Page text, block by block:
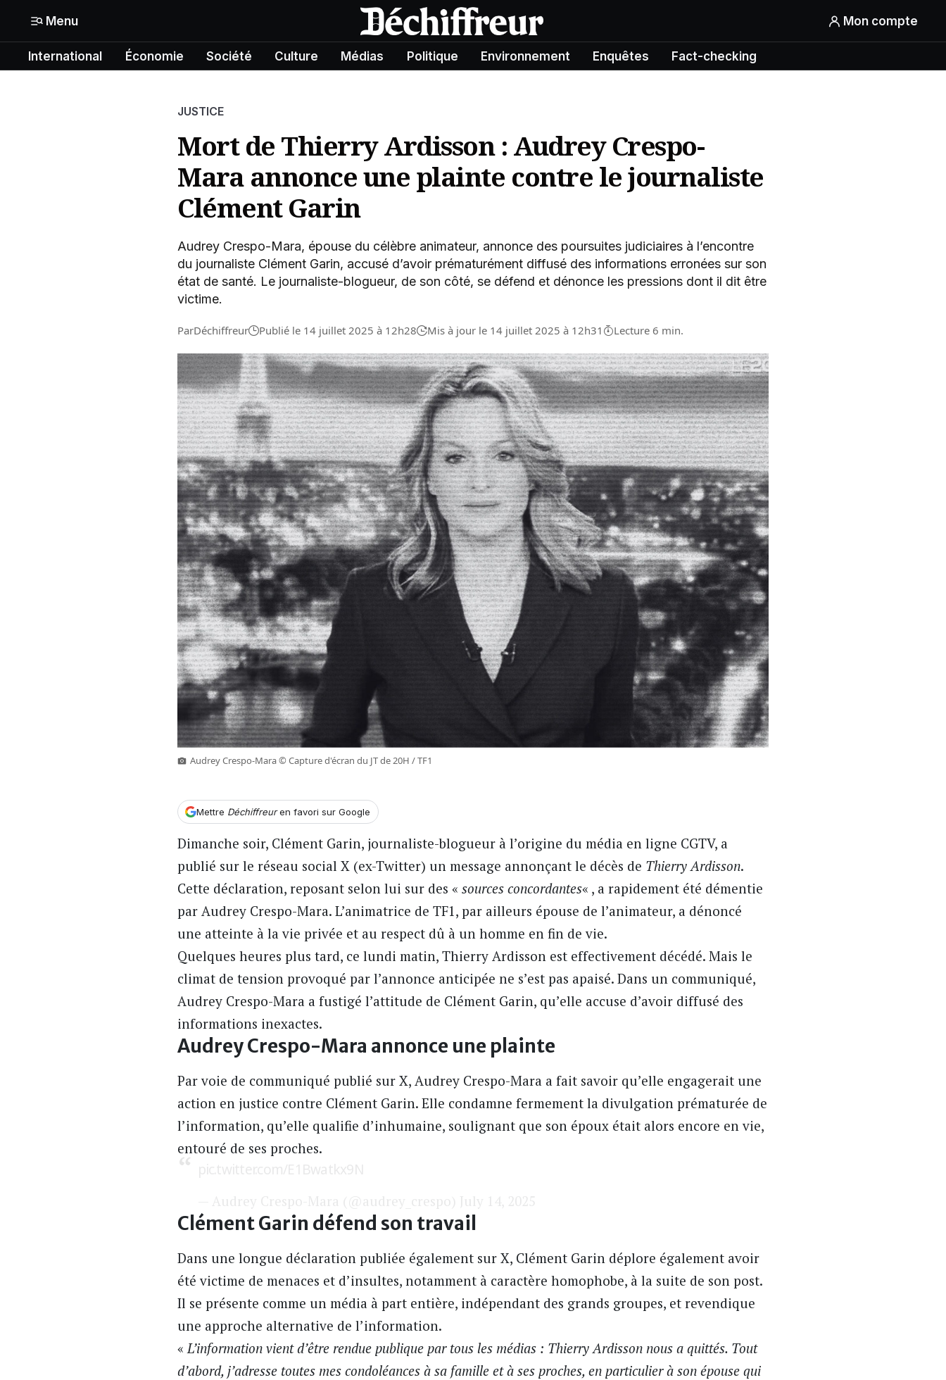
Menu Mon compte
International Économie Société Culture Médias Politique Environnement Enquêtes Fact-checking
Mon compte
N° Compte :
JUSTICE
Mort de Thierry Ardisson : Audrey Crespo-
Mara annonce une plainte contre le journaliste
Clément Garin
Audrey Crespo-Mara, épouse du célèbre animateur, annonce des poursuites judiciaires à l’encontre
du journaliste Clément Garin, accusé d’avoir prématurément diffusé des informations erronées sur son
état de santé. Le journaliste-blogueur, de son côté, se défend et dénonce les pressions dont il dit être
victime.
ParDéchiffreur Publié le 14 juillet 2025 à 12h28 Mis à jour le 14 juillet 2025 à 12h31 Lecture 6 min.
Audrey Crespo-Mara © Capture d'écran du JT de 20H / TF1
Mettre Déchiffreuren favori sur Google
Dimanche soir, Clément Garin, journaliste-blogueur à l’origine du média en ligne CGTV, a
publié sur le réseau social X (ex-Twitter) un message annonçant le décès de Thierry Ardisson.
Cette déclaration, reposant selon lui sur des « sources concordantes« , a rapidement été démentie
par Audrey Crespo-Mara. L’animatrice de TF1, par ailleurs épouse de l’animateur, a dénoncé
une atteinte à la vie privée et au respect dû à un homme en fin de vie.
Quelques heures plus tard, ce lundi matin, Thierry Ardisson est effectivement décédé. Mais le
climat de tension provoqué par l’annonce anticipée ne s’est pas apaisé. Dans un communiqué,
Audrey Crespo-Mara a fustigé l’attitude de Clément Garin, qu’elle accuse d’avoir diffusé des
informations inexactes.
Audrey Crespo-Mara annonce une plainte
Par voie de communiqué publié sur X, Audrey Crespo-Mara a fait savoir qu’elle engagerait une
action en justice contre Clément Garin. Elle condamne fermement la divulgation prématurée de
l’information, qu’elle qualifie d’inhumaine, soulignant que son époux était alors encore en vie,
entouré de ses proches.
Clément Garin défend son travail
Dans une longue déclaration publiée également sur X, Clément Garin déplore également avoir
été victime de menaces et d’insultes, notamment à caractère homophobe, à la suite de son post.
Il se présente comme un média à part entière, indépendant des grands groupes, et revendique
une approche alternative de l’information.
« L’information vient d’être rendue publique par tous les médias : Thierry Ardisson nous a quittés. Tout
d’abord, j’adresse toutes mes condoléances à sa famille et à ses proches, en particulier à son épouse qui